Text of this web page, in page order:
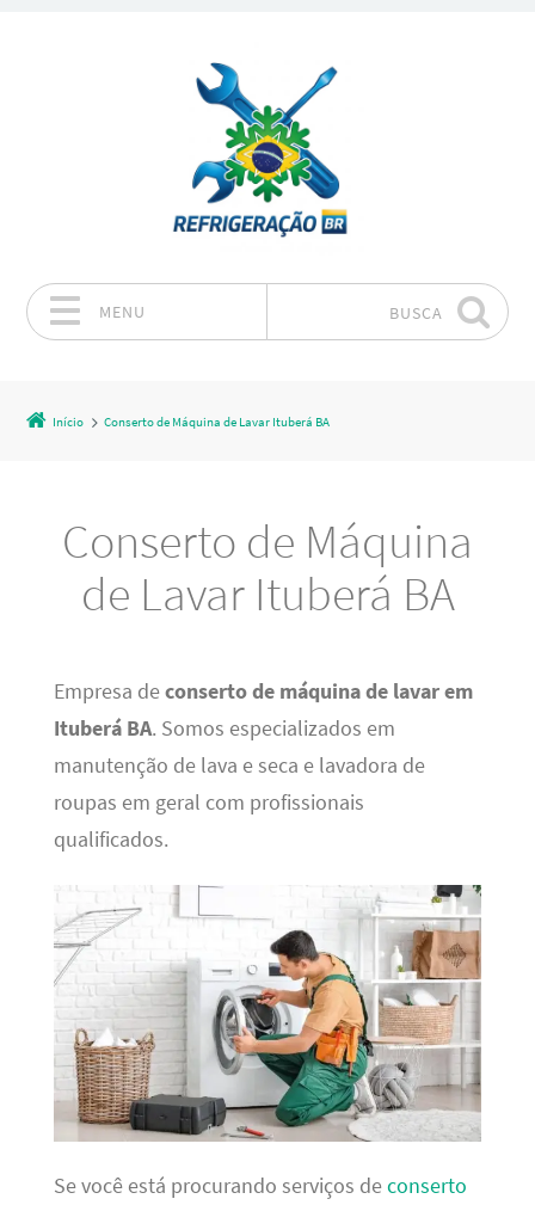
MENU BUSCA
Início Conserto de Máquina de Lavar Ituberá BA
Conserto de Máquina
de Lavar Ituberá BA
Empresa deconserto de máquina de lavar em
Ituberá BA. Somos especializados em
manutenção de lava e seca e lavadora de
roupas em geral com profissionais
qualificados.
Se você está procurando serviços deconserto